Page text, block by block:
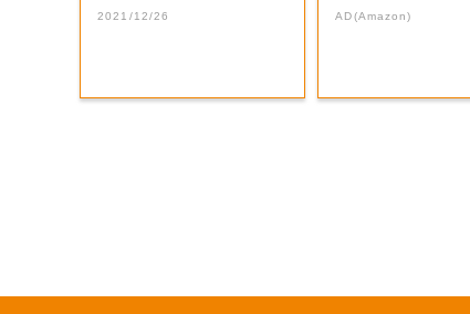
前の思い出話」...
2021/12/26 本気が...
AD(Amazon)